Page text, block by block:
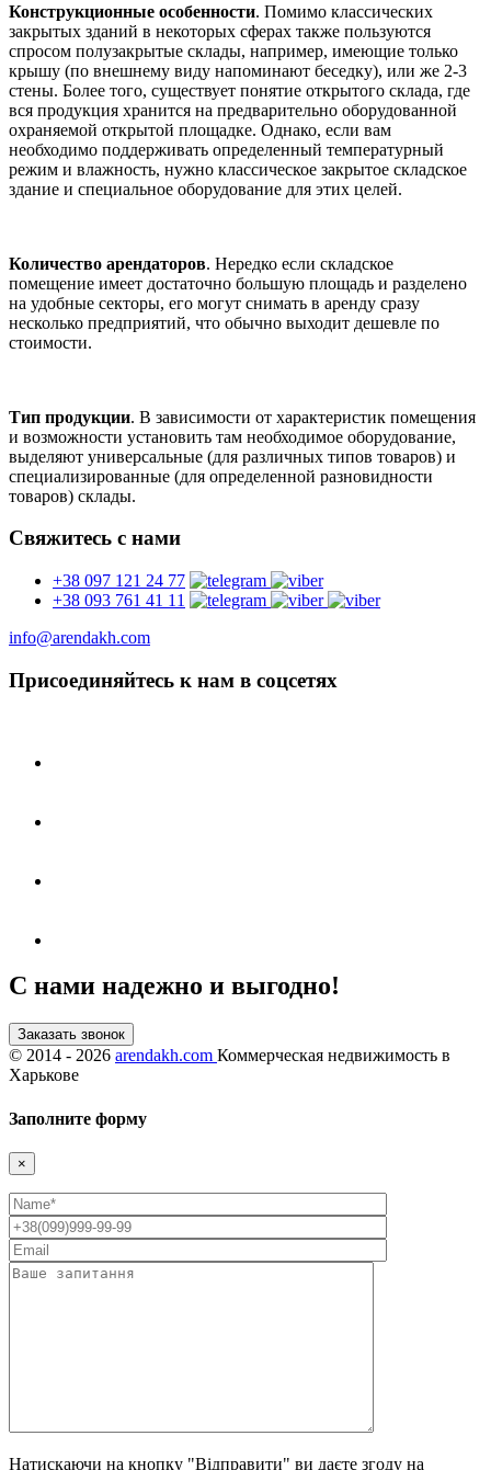
Конструкционные особенности. Помимо классических
закрытых зданий в некоторых сферах также пользуются
спросом полузакрытые склады, например, имеющие только
крышу (по внешнему виду напоминают беседку), или же 2-3
стены. Более того, существует понятие открытого склада, где
вся продукция хранится на предварительно оборудованной
охраняемой открытой площадке. Однако, если вам
необходимо поддерживать определенный температурный
режим и влажность, нужно классическое закрытое складское
здание и специальное оборудование для этих целей.
Количество арендаторов. Нередко если складское
помещение имеет достаточно большую площадь и разделено
на удобные секторы, его могут снимать в аренду сразу
несколько предприятий, что обычно выходит дешевле по
стоимости.
Тип продукции. В зависимости от характеристик помещения
и возможности установить там необходимое оборудование,
выделяют универсальные (для различных типов товаров) и
специализированные (для определенной разновидности
товаров) склады.
Свяжитесь с нами
+38 097 121 24 77
+38 093 761 41 11
info@arendakh.com
Присоединяйтесь к нам в соцсетях
С нами надежно и выгодно!
Заказать звонок
© 2014 - 2026 arendakh.com Коммерческая недвижимость в
Харькове
Заполните форму
×
Натискаючи на кнопку "Відправити" ви даєте згоду на